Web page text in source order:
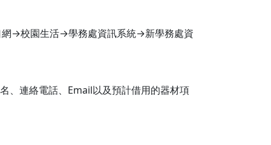
→校園生活→學務處資訊系統→新學務處資
、連絡電話、Email以及預計借用的器材項